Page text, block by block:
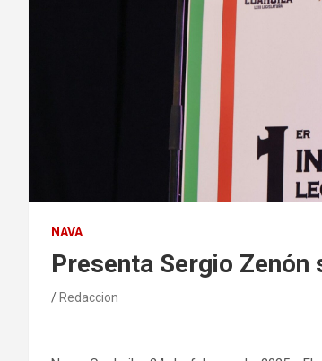
NAVA
Presenta Sergio
Redaccion